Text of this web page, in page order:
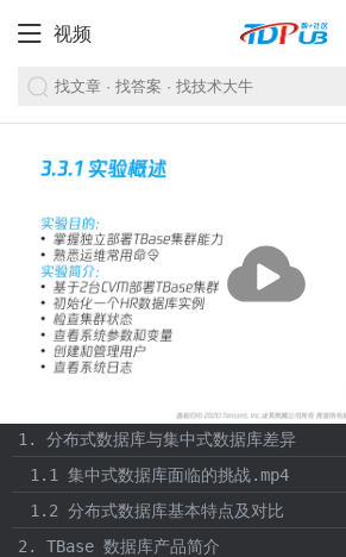
视频
放
1. 分布式数据库与集中式数据库差异
1.1 集中式数据库面临的挑战.mp4
1.2 分布式数据库基本特点及对比
2. TBase 数据库产品简介